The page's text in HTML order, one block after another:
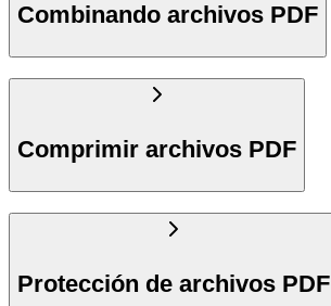
Combinando archivos PDF
Comprimir archivos PDF
Protección de archivos PDF